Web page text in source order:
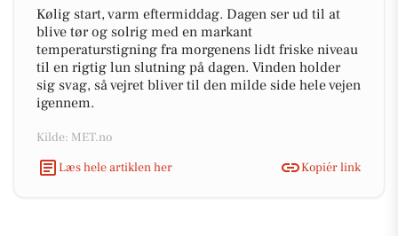
Kølig start, varm eftermiddag. Dagen ser ud til at
blive tør og solrig med en markant
temperaturstigning fra morgenens lidt friske niveau
til en rigtig lun slutning på dagen. Vinden holder
sig svag, så vejret bliver til den milde side hele vejen
igennem.
Kilde: MET.no
Læs hele artiklen her
Kopiér link